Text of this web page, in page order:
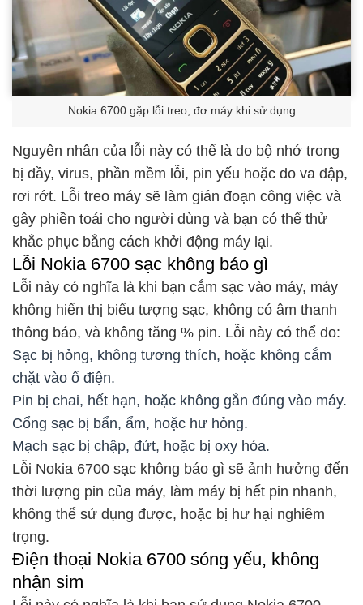
Nokia 6700 gặp lỗi treo, đơ máy khi sử dụng
Nguyên nhân của lỗi này có thể là do bộ nhớ trong
bị đầy, virus, phần mềm lỗi, pin yếu hoặc do va đập,
rơi rớt. Lỗi treo máy sẽ làm gián đoạn công việc và
gây phiền toái cho người dùng và bạn có thể thử
khắc phục bằng cách khởi động máy lại.
Lỗi Nokia 6700 sạc không báo gì
Lỗi này có nghĩa là khi bạn cắm sạc vào máy, máy
không hiển thị biểu tượng sạc, không có âm thanh
thông báo, và không tăng % pin. Lỗi này có thể do:
Sạc bị hỏng, không tương thích, hoặc không cắm
chặt vào ổ điện.
Pin bị chai, hết hạn, hoặc không gắn đúng vào máy.
Cổng sạc bị bẩn, ẩm, hoặc hư hỏng.
Mạch sạc bị chập, đứt, hoặc bị oxy hóa.
Lỗi Nokia 6700 sạc không báo gì sẽ ảnh hưởng đến
thời lượng pin của máy, làm máy bị hết pin nhanh,
không thể sử dụng được, hoặc bị hư hại nghiêm
trọng.
Điện thoại Nokia 6700 sóng yếu, không
nhận sim